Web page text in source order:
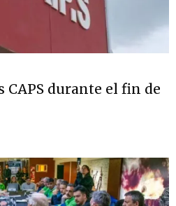
durante el fin de